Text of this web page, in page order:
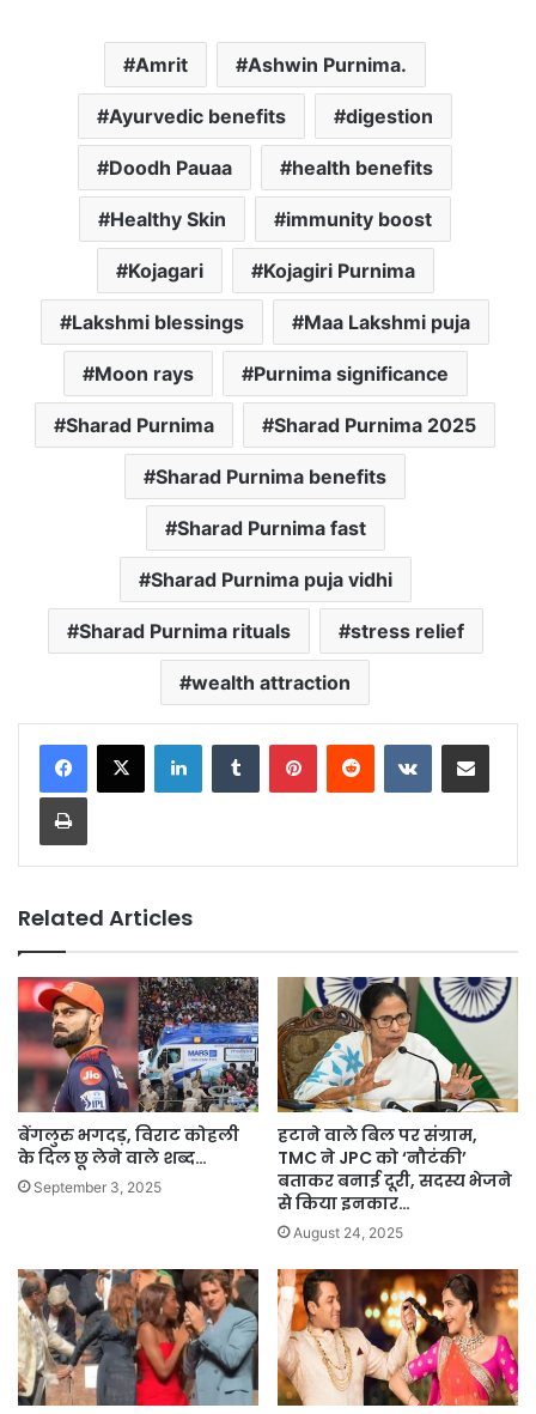
Amrit Ashwin Purnima.
Ayurvedic benefits digestion
Doodh Pauaa health benefits
Healthy Skin immunity boost
Kojagari Kojagiri Purnima
Lakshmi blessings Maa Lakshmi puja
Moon rays Purnima significance
Sharad Purnima Sharad Purnima 2025
Sharad Purnima benefits
Sharad Purnima fast
Sharad Purnima puja vidhi
Sharad Purnima rituals stress relief
wealth attraction
LinkedInTumblr PinterestReddit VKontakteShare via Email
Print
Related Articles
बेंगलुरु भगदड़, विराट कोहली
के दिल छू लेने वाले शब्द…
September 3, 2025
हटाने वाले बिल पर संग्राम,
TMC ने JPC को ‘नौटंकी’
बताकर बनाई दूरी, सदस्य भेजने
से किया इनकार…
August 24, 2025